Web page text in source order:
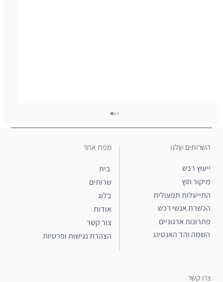
חטיבת מיקור חוץ (Outsourcing)
השרותים שלנו
ייעוץ רכש
מיקור חוץ
התייעלות תפעולית
הכשרת אנשי רכש
פתרונות ארגוניים
השמה והד האנטינג
צרו קשר
מפת אתר
בית
שרותים
בלוג
אודות
צור קשר
הצהרת נגישות ופרטיות